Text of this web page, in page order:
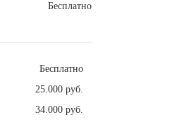
Бесплатно
Бесплатно
25.000 руб.
34.000 руб.